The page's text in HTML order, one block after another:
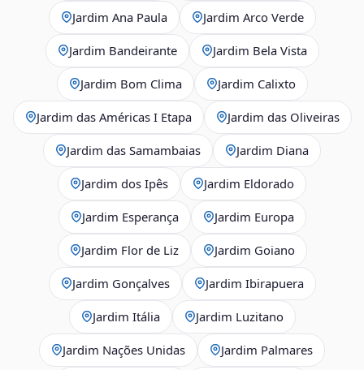
Jardim Ana Paula Jardim Arco Verde
Jardim Bandeirante Jardim Bela Vista
Jardim Bom Clima Jardim Calixto
Jardim das Américas I Etapa Jardim das Oliveiras
Jardim das Samambaias Jardim Diana
Jardim dos Ipês Jardim Eldorado
Jardim Esperança Jardim Europa
Jardim Flor de Liz Jardim Goiano
Jardim Gonçalves Jardim Ibirapuera
Jardim Itália Jardim Luzitano
Jardim Nações Unidas Jardim Palmares